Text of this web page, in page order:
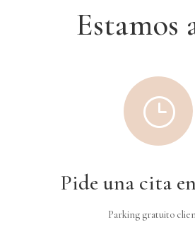
Estamos
}
Pide una cita
Parking gratuito